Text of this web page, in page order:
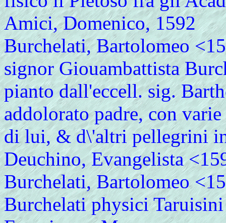
Amici, Domenico, 1592
Burchelati, Bartolomeo
signor Giouambattista
pianto dall'eccell. sig.
addolorato padre, con
di lui, & d\'altri pellegrini
Deuchino, Evangelista
Burchelati, Bartolomeo
Burchelati physici